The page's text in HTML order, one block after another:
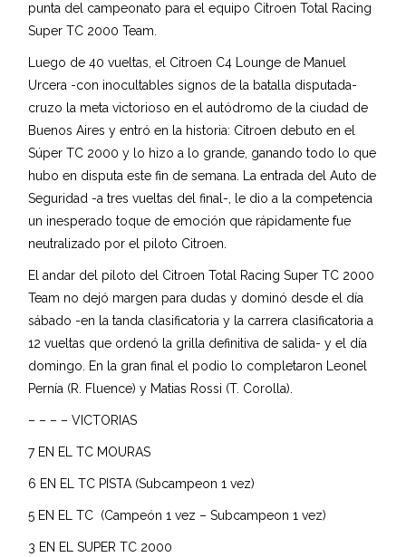
punta del campeonato para el equipo Citroen Total Racing
Super TC 2000 Team.
Luego de 40 vueltas, el Citroen C4 Lounge de Manuel
Urcera -con inocultables signos de la batalla disputada-
cruzo la meta victorioso en el autódromo de la ciudad de
Buenos Aires y entró en la historia: Citroen debuto en el
Súper TC 2000 y lo hizo a lo grande, ganando todo lo que
hubo en disputa este fin de semana. La entrada del Auto de
Seguridad -a tres vueltas del final-, le dio a la competencia
un inesperado toque de emoción que rápidamente fue
neutralizado por el piloto Citroen.
El andar del piloto del Citroen Total Racing Super TC 2000
Team no dejó margen para dudas y dominó desde el día
sábado -en la tanda clasificatoria y la carrera clasificatoria a
12 vueltas que ordenó la grilla definitiva de salida- y el día
domingo. En la gran final el podio lo completaron Leonel
Pernía (R. Fluence) y Matias Rossi (T. Corolla).
– – – – VICTORIAS
7 EN EL TC MOURAS
6 EN EL TC PISTA (Subcampeon 1 vez)
5 EN EL TC (Campeón 1 vez – Subcampeon 1 vez)
3 EN EL SUPER TC 2000